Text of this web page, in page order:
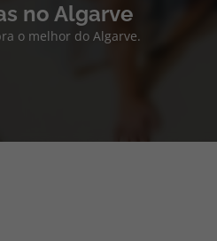
no Algarve
o melhor do Algarve.